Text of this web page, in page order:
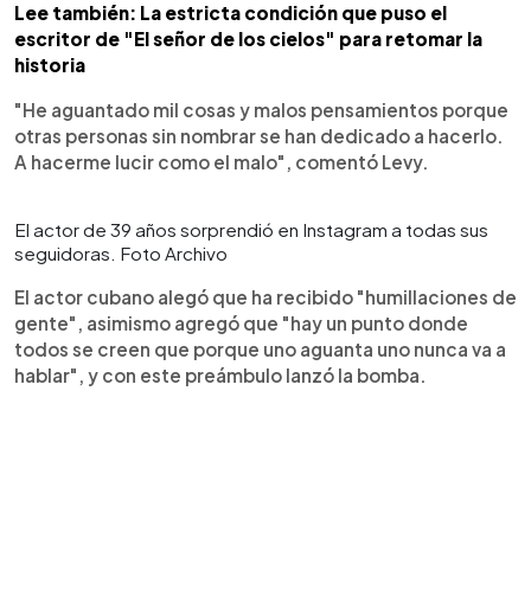
Lee también: La estricta condición que puso el
escritor de "El señor de los cielos" para retomar la
historia
"He aguantado mil cosas y malos pensamientos porque
otras personas sin nombrar se han dedicado a hacerlo.
A hacerme lucir como el malo", comentó Levy.
El actor de 39 años sorprendió en Instagram a todas sus
seguidoras. Foto Archivo
El actor cubano alegó que ha recibido "humillaciones de
gente", asimismo agregó que "hay un punto donde
todos se creen que porque uno aguanta uno nunca va a
hablar", y con este preámbulo lanzó la bomba.